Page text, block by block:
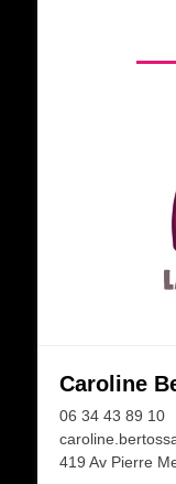
Caroline
06 34 43 89 10
419 Av Pierre